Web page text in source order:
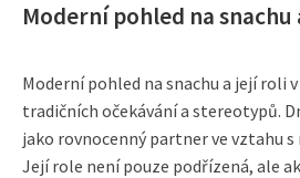
Moderní pohled na
Moderní pohled na snachu a její roli
tradičních očekávání a stereotypů.
jako rovnocenný partner ve vztahu
Její role není pouze podřízená, ale